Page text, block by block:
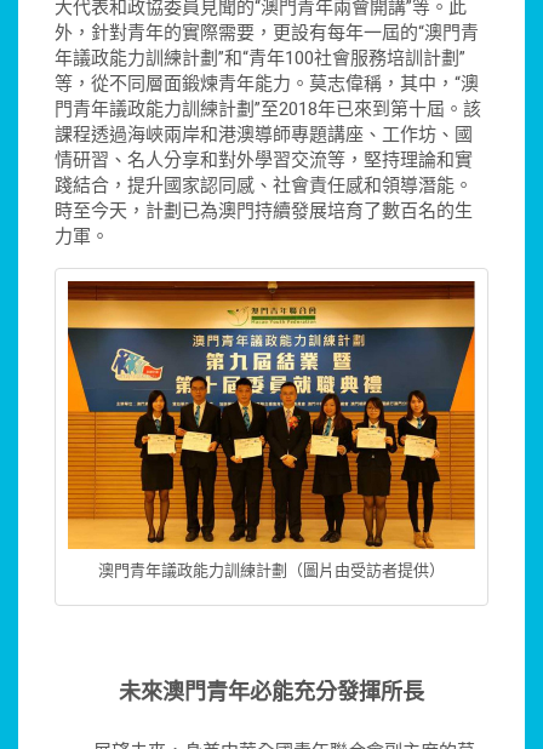
大代表和政協委員見聞的“澳門青年兩會開講”等。此
外，針對青年的實際需要，更設有每年一屆的“澳門青
年議政能力訓練計劃”和“青年100社會服務培訓計劃”
等，從不同層面鍛煉青年能力。莫志偉稱，其中，“澳
門青年議政能力訓練計劃”至2018年已來到第十屆。該
課程透過海峽兩岸和港澳導師專題講座、工作坊、國
情研習、名人分享和對外學習交流等，堅持理論和實
踐結合，提升國家認同感、社會責任感和領導潛能。
時至今天，計劃已為澳門持續發展培育了數百名的生
力軍。
澳門青年議政能力訓練計劃（圖片由受訪者提供）
未來澳門青年必能充分發揮所長